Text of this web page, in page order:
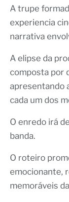
A trupe
experiencia
narrativa
A elipse da
composta por
apresentando
cada um dos
O enredo irá
banda.
O roteiro
emocionante,
memoráveis